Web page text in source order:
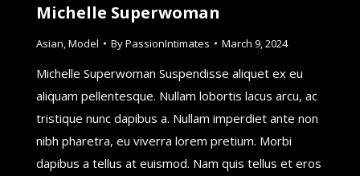
Michelle Superwoman
Asian Model ByPassionIntimates March 9, 2024
Michelle Superwoman Suspendisse aliquet ex eu
aliquam pellentesque. Nullam lobortis lacus arcu, ac
tristique nunc dapibus a. Nullam imperdiet ante non
nibh pharetra, eu viverra lorem pretium. Morbi
dapibus a tellus at euismod. Nam quis tellus et eros